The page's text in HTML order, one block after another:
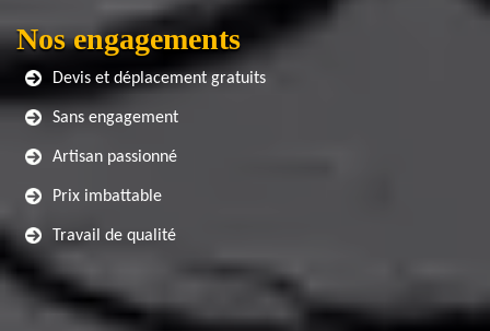
Nos engagements
Devis et déplacement gratuits
Sans engagement
Artisan passionné
Prix imbattable
Travail de qualité